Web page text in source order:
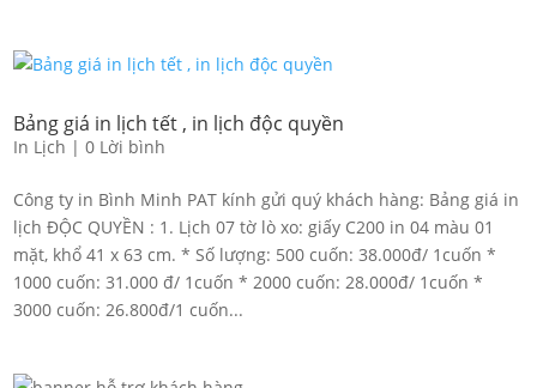
Bảng giá in lịch tết , in lịch độc quyền
In Lịch |0 Lời bình
Công ty in Bình Minh PAT kính gửi quý khách hàng: Bảng giá in
lịch ĐỘC QUYỀN : 1. Lịch 07 tờ lò xo: giấy C200 in 04 màu 01
mặt, khổ 41 x 63 cm. * Số lượng: 500 cuốn: 38.000đ/ 1cuốn *
1000 cuốn: 31.000 đ/ 1cuốn * 2000 cuốn: 28.000đ/ 1cuốn *
3000 cuốn: 26.800đ/1 cuốn...